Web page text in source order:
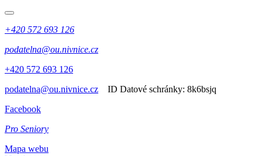
+420 572 693 126
podatelna@ou.nivnice.cz
+420 572 693 126
podatelna@ou.nivnice.cz
ID Datové schránky: 8k6bsjq
Facebook
Pro Seniory
Mapa webu